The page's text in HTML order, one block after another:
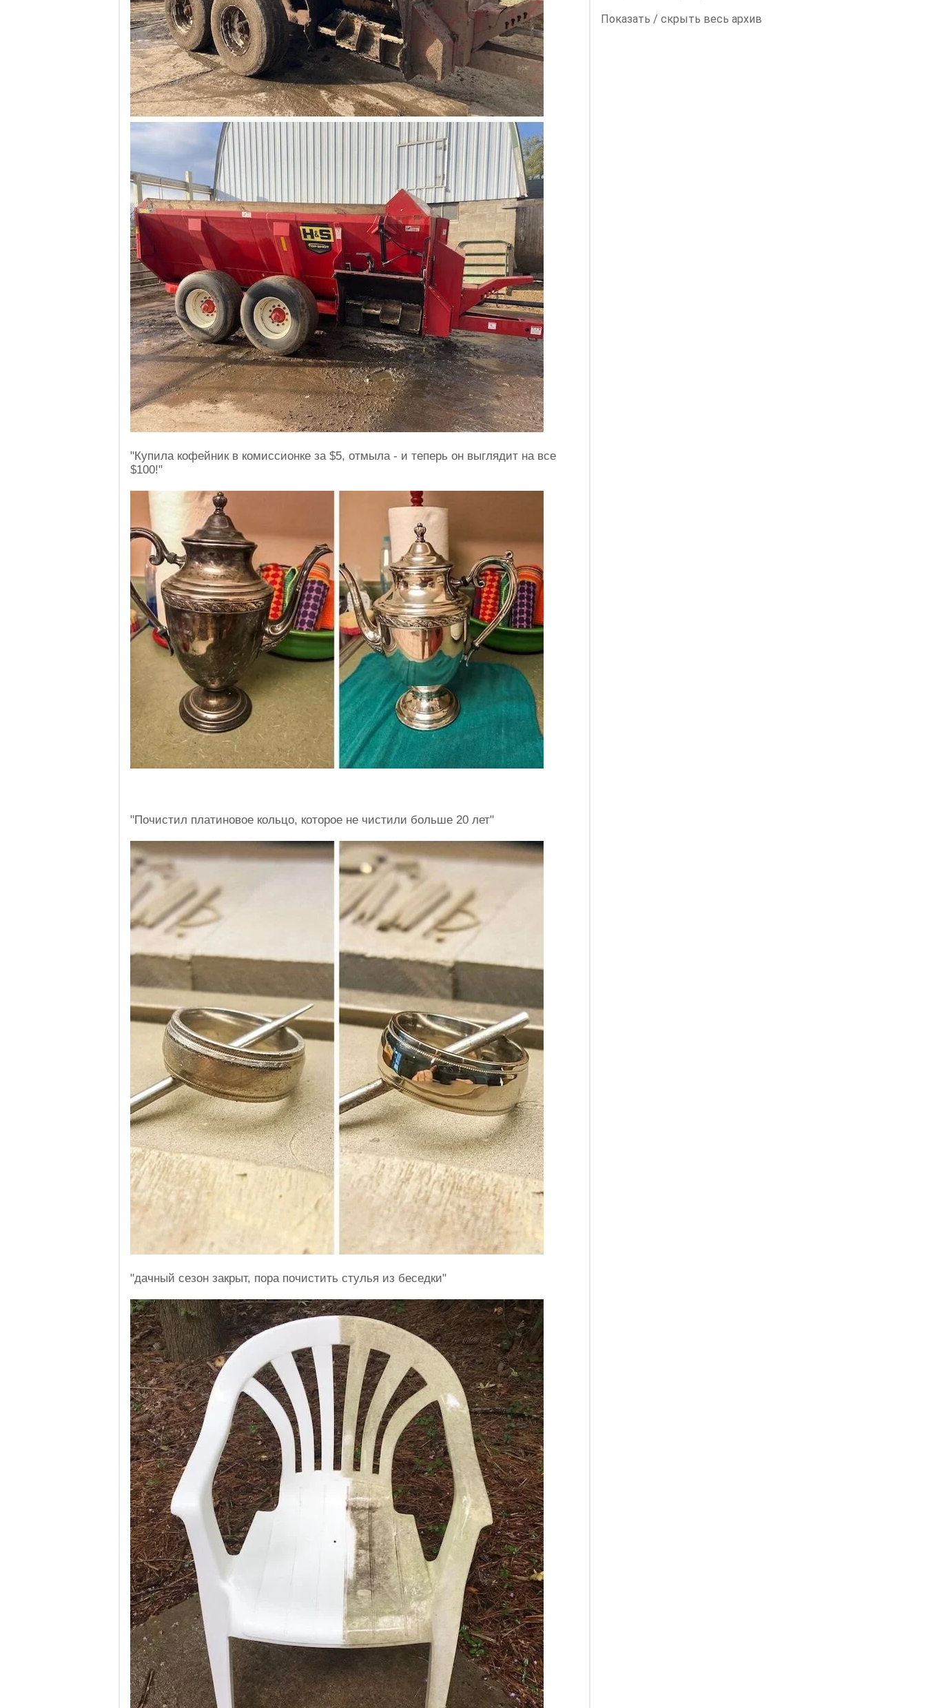
"Купила кофейник в комиссионке за $5, отмыла - и теперь он выглядит на все
$100!"
"Почистил платиновое кольцо, которое не чистили больше 20 лет"
"дачный сезон закрыт, пора почистить стулья из беседки"
Показать / скрыть весь архив